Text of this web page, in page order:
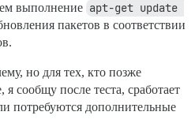
выполнение apt-get update
пакетов в соответствии
но для тех, кто позже
сообщу после теста, сработает
потребуются дополнительные